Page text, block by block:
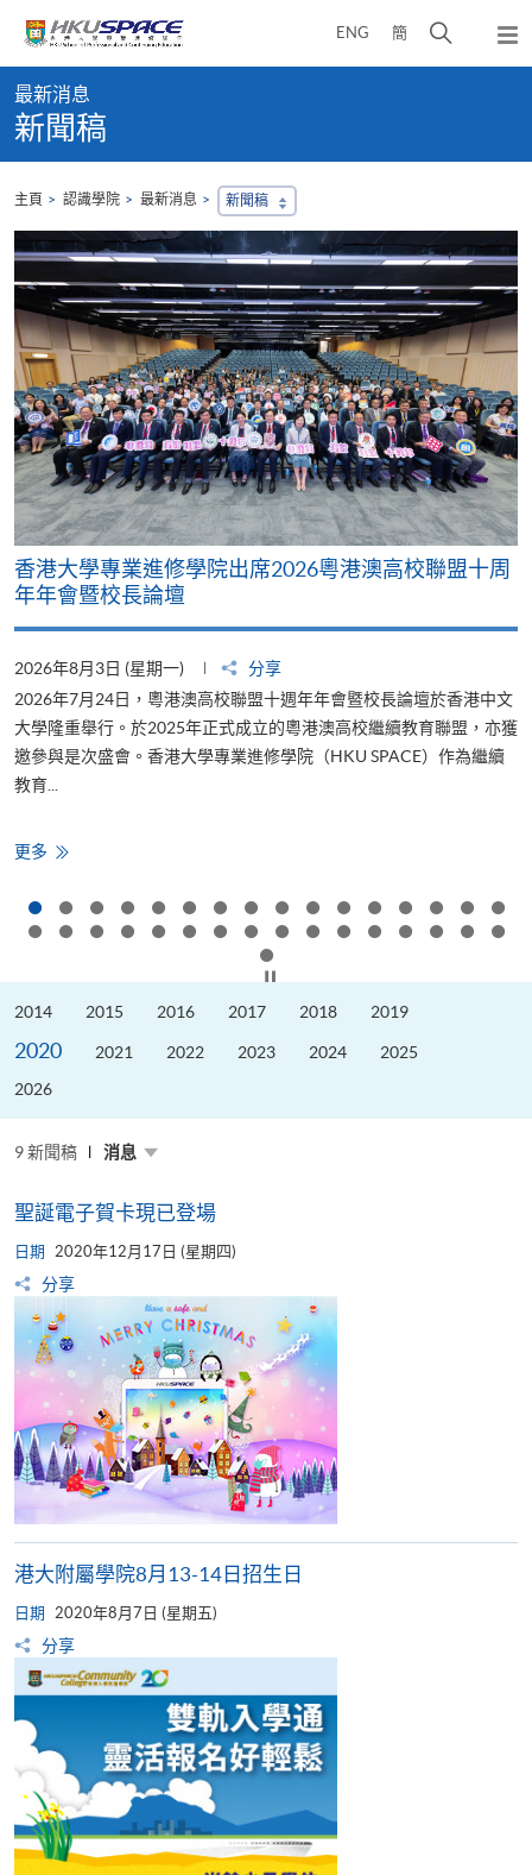
content
ENG 簡
開
彈
出
content
start
最新消息
新聞稿
主頁 認識學院 最新消息 新聞稿
香港大學專業進修學院出席2026粵港澳高校聯盟十周
年年會暨校長論壇
2026年8月3日 (星期一)
分享
2026年7月24日，粵港澳高校聯盟十週年年會暨校長論壇於香港中文
大學隆重舉行。於2025年正式成立的粵港澳高校繼續教育聯盟，亦獲
邀參與是次盛會。香港大學專業進修學院（HKU SPACE）作為繼續
教育...
更多 香
港
學
專
業
學
出
2026
港
澳
高
聯
盟
周
年
會
校
長
論
壇
2014 2015 2016 2017 2018 2019
2020 2021 2022 2023 2024
2025
2026
9 新聞稿 消息
聖誕電子賀卡現已登場
日期 2020年12月17日 (星期四)
分享
港大附屬學院8月13-14日招生日
日期 2020年8月7日 (星期五)
分享